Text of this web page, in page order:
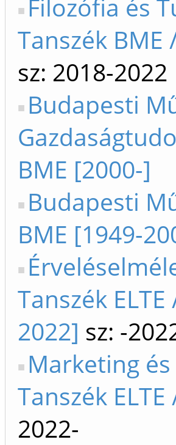
Filozófia és
Tanszék BME
sz: 2018-2022
Budapesti
BME [2000-]
Budapesti
BME [1949-
Tanszék
2022] sz: -
Marketing
Tanszék
2022-